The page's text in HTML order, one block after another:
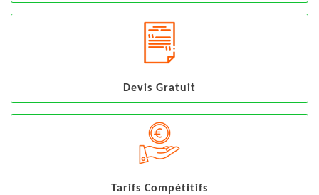
Devis Gratuit
Tarifs Compétitifs